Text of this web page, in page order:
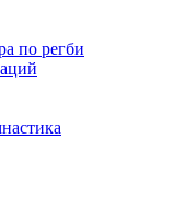
по регби